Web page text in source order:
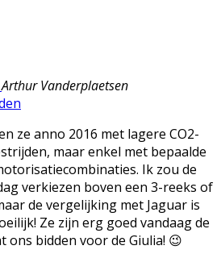
Arthur Vanderplaetsen
ze anno 2016 met lagere CO2-
maar enkel met bepaalde
Ik zou de
verkiezen boven een 3-reeks of
de vergelijking met Jaguar is
Ze zijn erg goed vandaag de
ons bidden voor de Giulia! 😉